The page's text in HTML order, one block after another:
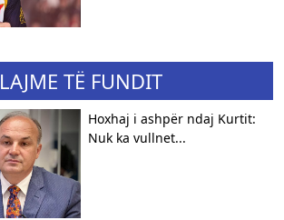
LAJME TË FUNDIT
Hoxhaj i ashpër ndaj Kurtit:
Nuk ka vullnet...